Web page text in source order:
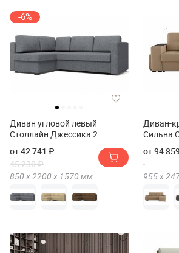
-6%
Диван угловой левый
Столлайн Джессика 2
от 42 741 ₽
45 230 ₽
850 х2200 х 1570 мм
Диван-
Сильва
Сильва
Б3)
от 94
955 х